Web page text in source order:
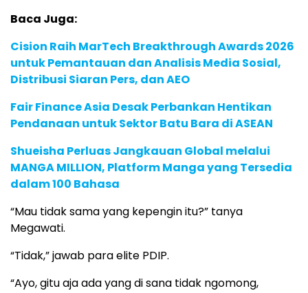
Baca Juga:
Cision Raih MarTech Breakthrough Awards 2026
untuk Pemantauan dan Analisis Media Sosial,
Distribusi Siaran Pers, dan AEO
Fair Finance Asia Desak Perbankan Hentikan
Pendanaan untuk Sektor Batu Bara di ASEAN
Shueisha Perluas Jangkauan Global melalui
MANGA MILLION, Platform Manga yang Tersedia
dalam 100 Bahasa
“Mau tidak sama yang kepengin itu?” tanya
Megawati.
“Tidak,” jawab para elite PDIP.
“Ayo, gitu aja ada yang di sana tidak ngomong,